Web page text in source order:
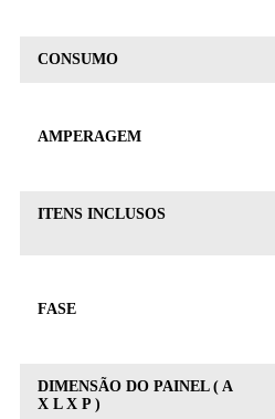
CONSUMO
AMPERAGEM
ITENS INCLUSOS
FASE
DIMENSÃO DO PAINEL ( A
X L X P )